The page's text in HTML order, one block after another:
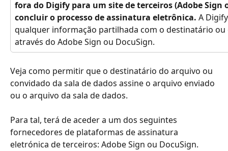
fora do Digify para um site de terceiros (Adobe Sign
concluir o processo de assinatura eletrônica. A
qualquer informação partilhada com o destinatário
através do Adobe Sign ou DocuSign.
Veja como permitir que o destinatário do arquivo ou
convidado da sala de dados assine o arquivo enviado
ou o arquivo da sala de dados.
Para tal, terá de aceder a um dos seguintes
fornecedores de plataformas de assinatura
eletrónica de terceiros: Adobe Sign ou DocuSign.